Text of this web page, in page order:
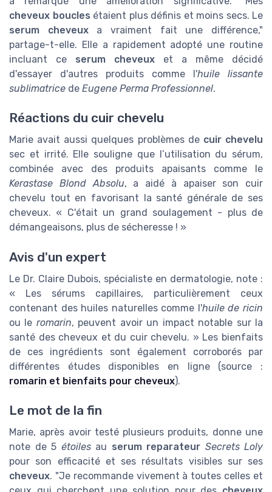
cheveux boucles étaient plus définis et moins secs. Le
serum cheveuxa vraiment fait une différence,"
partage-t-elle. Elle a rapidement adopté une routine
incluant ce serum cheveux et a même décidé
d'essayer d'autres produits comme l'huile lissante
sublimatrice de Eugene Perma Professionnel.
Réactions du cuir chevelu
Marie avait aussi quelques problèmes de cuir chevelu
sec et irrité. Elle souligne que l’utilisation du sérum,
combinée avec des produits apaisants comme le
Kerastase Blond Absolu, a aidé à apaiser son cuir
chevelu tout en favorisant la santé générale de ses
cheveux. « C'était un grand soulagement - plus de
démangeaisons, plus de sécheresse ! »
Avis d'un expert
Le Dr. Claire Dubois, spécialiste en dermatologie, note :
« Les sérums capillaires, particulièrement ceux
contenant des huiles naturelles comme l'huile de ricin
ou le romarin, peuvent avoir un impact notable sur la
santé des cheveux et du cuir chevelu. » Les bienfaits
de ces ingrédients sont également corroborés par
différentes études disponibles en ligne (source :
romarin et bienfaits pour cheveux).
Le mot de la fin
Marie, après avoir testé plusieurs produits, donne une
note de 5 étoilesau serum reparateur Secrets Loly
pour son efficacité et ses résultats visibles sur ses
cheveux. "Je recommande vivement à toutes celles et